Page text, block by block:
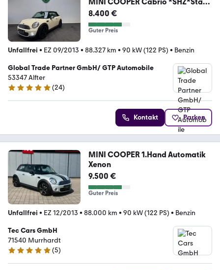
MINI COOPER Cabrio *SHZ*Start-
Stopp*
8.400 €
Guter Preis
Unfallfrei • EZ 09/2013 • 88.327 km • 90 kW (122 PS) • Benzin
Global Trade Partner GmbH/ GTP Automobile
53347 Alfter
4.9 Sterne
(24)
Kontakt Parken
MINI COOPER 1.Hand Automatik
Xenon
9.500 €
Guter Preis
Unfallfrei • EZ 12/2013 • 88.000 km • 90 kW (122 PS) • Benzin
Tec Cars GmbH
71540 Murrhardt
5 Sterne
(5)